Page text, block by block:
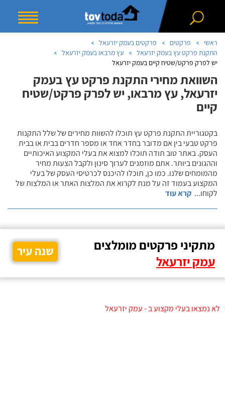
ראשי פרקטים
פרקטים בעמק יזרעאל
התקנת פרקט עץ בעמק יזרעאל
עץ מרבאו בעמק יזרעאל
יש לפרק פרקט/שטיח קיים בעמק יזרעאל
השוואת מחירי התקנת פרקט עץ בעמק
יזרעאל, עץ מרבאו, יש לפרק פרקט/שטיח
קיים
בקטגוריית התקנת פרקט עץ תוכלו להשוות מחירים של שלל התקנות
פרקט טבעי בין אם מדובר בחדר אחד או מספר חדרים בבית או בבית
העסק. באתר טוב תודה תוכלו למצוא את בעלי המקצוע האיכותיים
וההגונים ביותר. אתם מוזמנים לערוך סינון ולקבל הצעות מחיר
מהמומחים שלנו. כמו כן, תוכלו להיכנס לכרטיסי העסק של בעלי
המקצוע בעמוד זה על מנת לקרוא את המלצות האתר או המלצות של
לקוחו... קרא עוד
מתקיני פרקטים מומלצים
עמק יזרעאל
שנה עיר
לא נמצאו בעלי מקצוע ב - עמק יזרעאל